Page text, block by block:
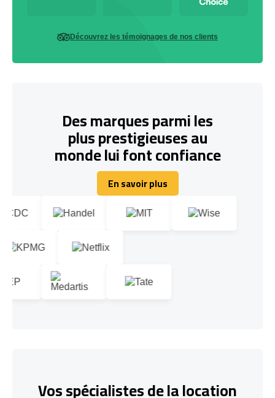
Découvrez les témoignages de nos clients
Des marques parmi les
plus prestigieuses au
monde lui font confiance
En savoir plus
En savoir plus
Vos spécialistes de la location